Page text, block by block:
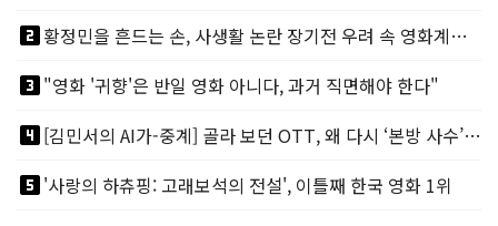
looks_two
황정민을 흔드는 손, 사생활 논란 장기전 우려 속 영화계도 리스크
looks_3"영화 '귀향'은 반일 영화 아니다, 과거 직면해야 한다"
looks_4
[김민서의 AI가-중계] 골라 보던 OTT, 왜 다시 ‘본방 사수’를 부르나
looks_5'사랑의 하츄핑: 고래보석의 전설', 이틀째 한국 영화 1위